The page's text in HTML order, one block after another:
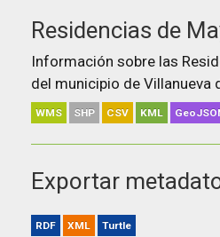
Residencias de
Información sobre las
del municipio de Villanueva
WMS SHP CSV KML
Exportar
RDF XML Turtle